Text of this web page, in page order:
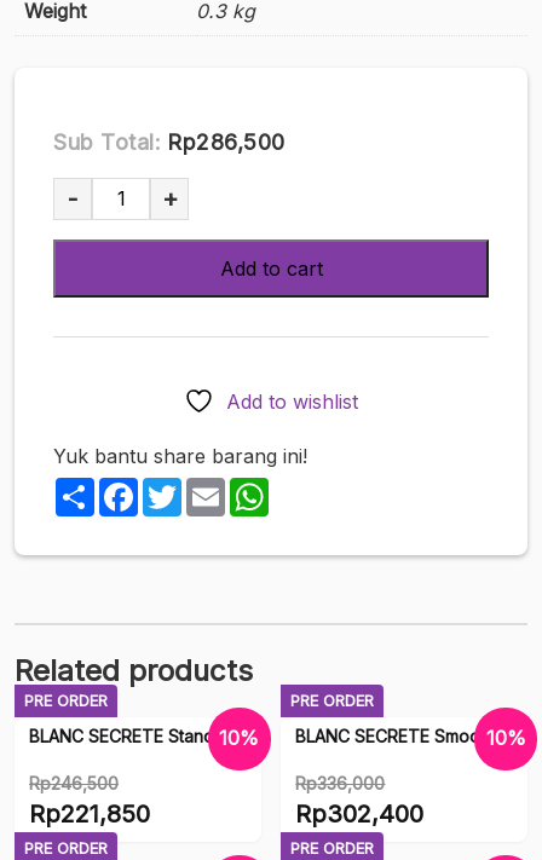
Weight 0.3 kg
Sub Total: Rp286,500
One
Lotion
- +
Add to cart
Add to wishlist
Yuk bantu share barang ini!
ShareFacebook
TwitterEmail
Related products
PRE ORDER
10%
BLANC SECRETE Standard
Rp246,500
Original
price
Rp221,850
Current
PRE ORDER
10%
BLANC SECRETE Smooth
Rp336,000
Original
price
Rp302,400
Current
PRE ORDER PRE ORDER